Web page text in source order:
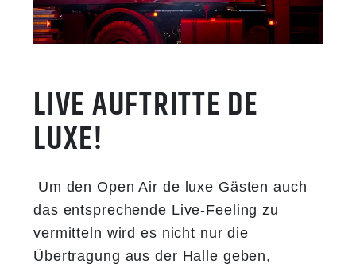
LIVE AUFTRITTE DE
LUXE!
Um den Open Air de luxe Gästen auch
das entsprechende Live-Feeling zu
vermitteln wird es nicht nur die
Übertragung aus der Halle geben,